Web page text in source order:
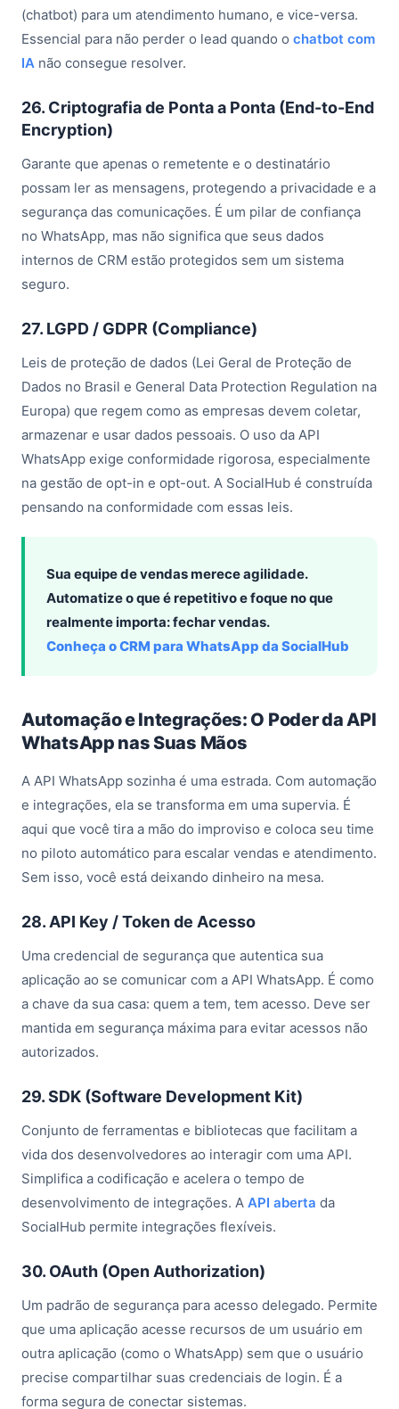
(chatbot) para um atendimento humano, e vice-versa.
Essencial para não perder o lead quando o chatbot com
IA não consegue resolver.
26. Criptografia de Ponta a Ponta (End-to-End
Encryption)
Garante que apenas o remetente e o destinatário
possam ler as mensagens, protegendo a privacidade e a
segurança das comunicações. É um pilar de confiança
no WhatsApp, mas não significa que seus dados
internos de CRM estão protegidos sem um sistema
seguro.
27. LGPD / GDPR (Compliance)
Leis de proteção de dados (Lei Geral de Proteção de
Dados no Brasil e General Data Protection Regulation na
Europa) que regem como as empresas devem coletar,
armazenar e usar dados pessoais. O uso da API
WhatsApp exige conformidade rigorosa, especialmente
na gestão de opt-in e opt-out. A SocialHub é construída
pensando na conformidade com essas leis.
Sua equipe de vendas merece agilidade.
Automatize o que é repetitivo e foque no que
realmente importa: fechar vendas.
Conheça o CRM para WhatsApp da SocialHub
Automação e Integrações: O Poder da API
WhatsApp nas Suas Mãos
A API WhatsApp sozinha é uma estrada. Com automação
e integrações, ela se transforma em uma supervia. É
aqui que você tira a mão do improviso e coloca seu time
no piloto automático para escalar vendas e atendimento.
Sem isso, você está deixando dinheiro na mesa.
28. API Key / Token de Acesso
Uma credencial de segurança que autentica sua
aplicação ao se comunicar com a API WhatsApp. É como
a chave da sua casa: quem a tem, tem acesso. Deve ser
mantida em segurança máxima para evitar acessos não
autorizados.
29. SDK (Software Development Kit)
Conjunto de ferramentas e bibliotecas que facilitam a
vida dos desenvolvedores ao interagir com uma API.
Simplifica a codificação e acelera o tempo de
desenvolvimento de integrações. A API aberta da
SocialHub permite integrações flexíveis.
30. OAuth (Open Authorization)
Um padrão de segurança para acesso delegado. Permite
que uma aplicação acesse recursos de um usuário em
outra aplicação (como o WhatsApp) sem que o usuário
precise compartilhar suas credenciais de login. É a
forma segura de conectar sistemas.